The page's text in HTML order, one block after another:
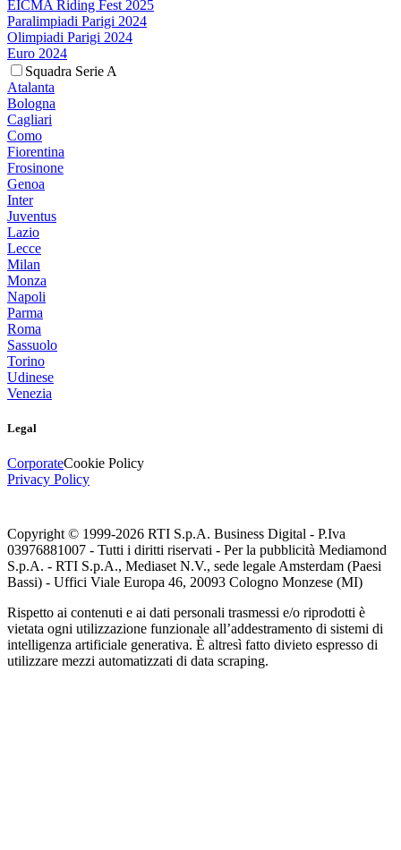
EICMA Riding Fest 2025
Paralimpiadi Parigi 2024
Olimpiadi Parigi 2024
Euro 2024
Squadra Serie A
Atalanta
Bologna
Cagliari
Como
Fiorentina
Frosinone
Genoa
Inter
Juventus
Lazio
Lecce
Milan
Monza
Napoli
Parma
Roma
Sassuolo
Torino
Udinese
Venezia
Legal
CorporateCookie Policy
Privacy Policy
Copyright © 1999-2026 RTI S.p.A. Business Digital - P.Iva
03976881007 - Tutti i diritti riservati - Per la pubblicità Mediamond
S.p.A. - RTI S.p.A., Mediaset N.V., sede legale Amsterdam (Paesi
Bassi) - Uffici Viale Europa 46, 20093 Cologno Monzese (MI)
Rispetto ai contenuti e ai dati personali trasmessi e/o riprodotti è
vietata ogni utilizzazione funzionale all’addestramento di sistemi di
intelligenza artificiale generativa. È altresì fatto divieto espresso di
utilizzare mezzi automatizzati di data scraping.